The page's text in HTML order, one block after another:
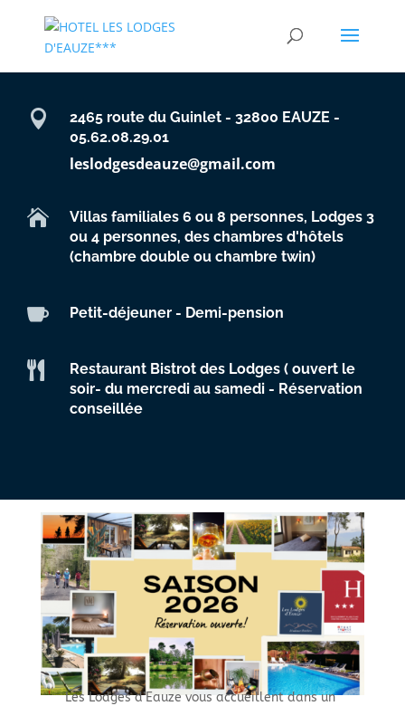

2465 route du Guinlet - 32800 EAUZE -
05.62.08.29.01
leslodgesdeauze@gmail.com

Villas familiales 6 ou 8 personnes, Lodges 3
ou 4 personnes, des chambres d'hôtels
(chambre double ou chambre twin)
 Petit-déjeuner - Demi-pension

Restaurant Bistrot des Lodges ( ouvert le
soir- du mercredi au samedi - Réservation
conseillée
Les Lodges d’Eauze vous accueillent dans un